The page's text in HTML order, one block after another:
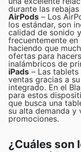
durante las
AirPods – Los
los estándar, son
calidad de sonido
frecuentemente en
haciendo que
ofertas para
inalámbricos de
iPads – Las
ventas gracias a
integrado. En el
para estos
que busca una
su alta demanda y
promociones.
¿Cuáles son